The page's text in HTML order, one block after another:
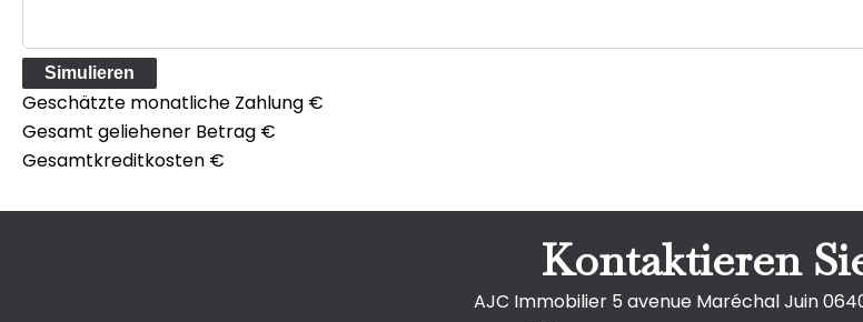
Simulieren
Geschätzte monatliche Zahlung €
Gesamt geliehener Betrag €
Gesamtkreditkosten €
Kontaktieren
AJC Immobilier 5 avenue Maréchal Juin